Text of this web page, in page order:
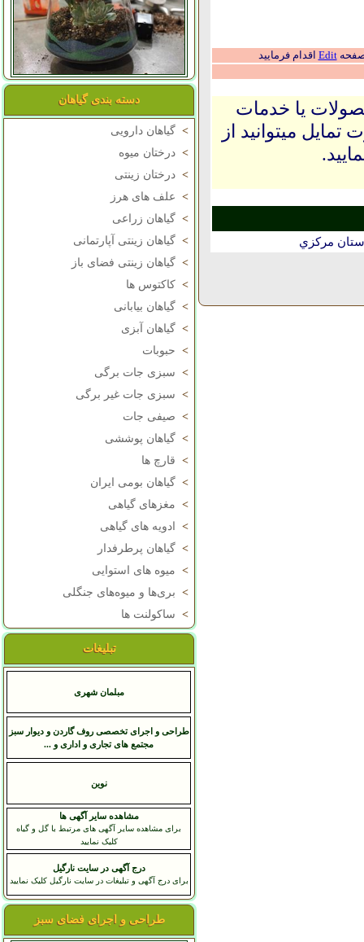
دسته بندی گیاهان
> گیاهان دارویی
> درختان میوه
> درختان زینتی
> علف های هرز
> گیاهان زراعی
> گیاهان زینتی آپارتمانی
> گیاهان زینتی فضای باز
> کاکتوس ها
> گیاهان بیابانی
> گیاهان آبزی
> حبوبات
> سبزی جات برگی
> سبزی جات غیر برگی
> صیفی جات
> گیاهان پوششی
> قارچ ها
> گیاهان بومی ایران
> مغزهای گیاهی
>
ادویه های گیاهی
> گیاهان پرطرفدار
> میوه های استوایی
> بری‌ها و میوه‌های جنگلی
> ساکولنت ها
تبلیغات
مبلمان شهری
طراحی و اجرای تخصصی روف گاردن و دیوار سبز
مجتمع های تجاری و اداری و ...
نوين
مشاهده سایر آگهی ها
برای مشاهده سایر آگهی های مرتبط با گل و گیاه
کلیک نمایید
درج آگهی در سایت نارگیل
برای درج آگهی و تبلیغات در سایت نارگیل کلیک نمایید
طراحی و اجرای فضای سبز
صفحهEdit اقدام فرمایید
یا خدمات
میتوانید از
مركزي